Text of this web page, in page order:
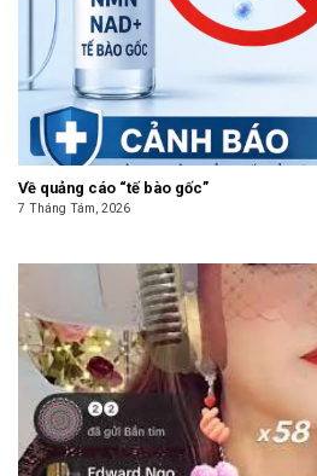
Về quảng cáo “tế bào gốc”
7 Tháng Tám, 2026